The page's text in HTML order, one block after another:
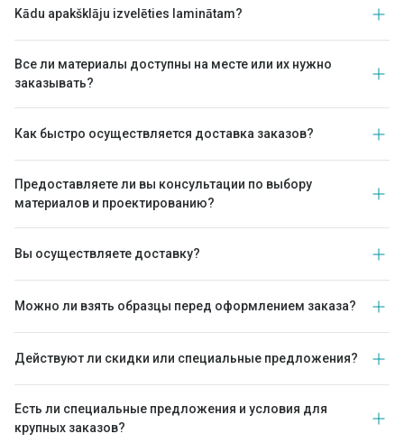
Kādu apakšklāju izvelēties laminātam?
Все ли материалы доступны на месте или их нужно
заказывать?
Как быстро осуществляется доставка заказов?
Предоставляете ли вы консультации по выбору
материалов и проектированию?
Вы осуществляете доставку?
Можно ли взять образцы перед оформлением заказа?
Действуют ли скидки или специальные предложения?
Есть ли специальные предложения и условия для
крупных заказов?